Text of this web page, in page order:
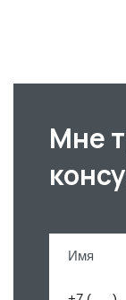
Мне